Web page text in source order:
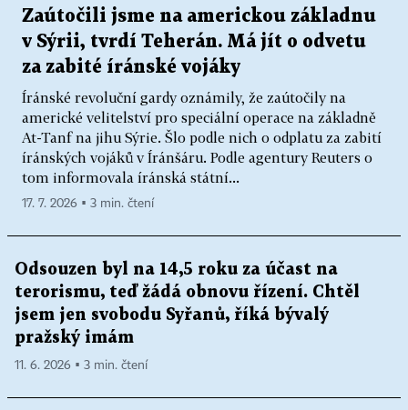
Zaútočili jsme na americkou základnu
v Sýrii, tvrdí Teherán. Má jít o odvetu
za zabité íránské vojáky
Íránské revoluční gardy oznámily, že zaútočily na
americké velitelství pro speciální operace na základně
At-Tanf na jihu Sýrie. Šlo podle nich o odplatu za zabití
íránských vojáků v Íránšáru. Podle agentury Reuters o
tom informovala íránská státní...
17. 7. 2026 ▪ 3 min. čtení
Odsouzen byl na 14,5 roku za účast na
terorismu, teď žádá obnovu řízení. Chtěl
jsem jen svobodu Syřanů, říká bývalý
pražský imám
11. 6. 2026 ▪ 3 min. čtení